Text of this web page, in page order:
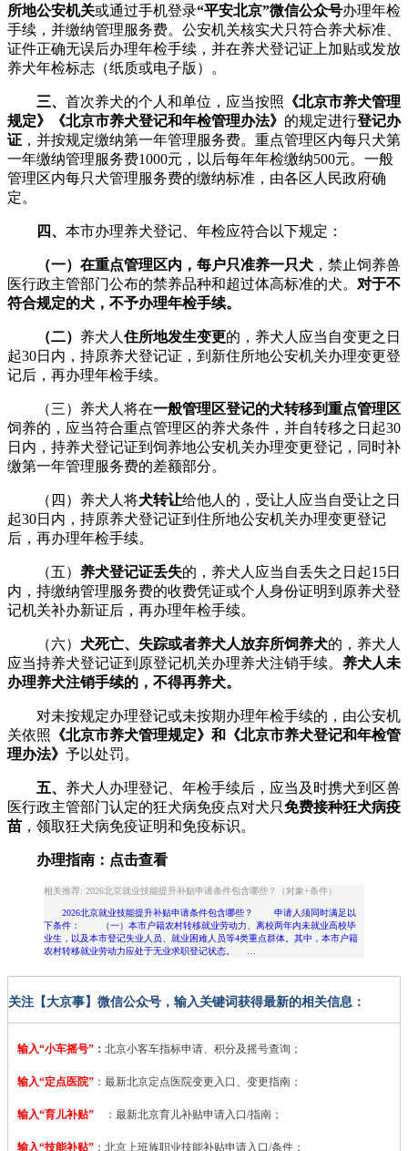
所地公安机关或通过手机登录“平安北京”微信公众号办理年检
手续，并缴纳管理服务费。公安机关核实犬只符合养犬标准、
证件正确无误后办理年检手续，并在养犬登记证上加贴或发放
养犬年检标志（纸质或电子版）。
三、 首次养犬的个人和单位，应当按照 《北京市养犬管理
规定》《北京市养犬登记和年检管理办法》 的规定进行登记办
证 ，并按规定缴纳第一年管理服务费。重点管理区内每只犬第
一年缴纳管理服务费1000元，以后每年年检缴纳500元。一般
管理区内每只犬管理服务费的缴纳标准，由各区人民政府确
定。
四、 本市办理养犬登记、年检应符合以下规定：
（一）在重点管理区内，每户只准养一只犬 ，禁止饲养兽
医行政主管部门公布的禁养品种和超过体高标准的犬。 对于不
符合规定的犬，不予办理年检手续。
（二） 养犬人 住所地发生变更的，养犬人应当自变更之日
起30日内，持原养犬登记证，到新住所地公安机关办理变更登
记后，再办理年检手续。
（三）养犬人将在一般管理区登记的犬转移到重点管理区
饲养的，应当符合重点管理区的养犬条件，并自转移之日起30
日内，持养犬登记证到饲养地公安机关办理变更登记，同时补
缴第一年管理服务费的差额部分。
（四）养犬人将犬转让给他人的，受让人应当自受让之日
起30日内，持原养犬登记证到住所地公安机关办理变更登记
后，再办理年检手续。
（五） 养犬登记证丢失的，养犬人应当自丢失之日起15日
内，持缴纳管理服务费的收费凭证或个人身份证明到原养犬登
记机关补办新证后，再办理年检手续。
（六） 犬死亡、失踪或者养犬人放弃所饲养犬的，养犬人
应当持养犬登记证到原登记机关办理养犬注销手续。 养犬人未
办理养犬注销手续的，不得再养犬。
对未按规定办理登记或未按期办理年检手续的，由公安机
关依照 《北京市养犬管理规定》和《北京市养犬登记和年检管
理办法》 予以处罚。
五、 养犬人办理登记、年检手续后，应当及时携犬到区兽
医行政主管部门认定的狂犬病免疫点对犬只免费接种狂犬病疫
苗 ，领取狂犬病免疫证明和免疫标识。
办理指南： 点击查看
相关推荐: 2026北京就业技能提升补贴申请条件包含哪些？（对象+条件）
2026北京就业技能提升补贴申请条件包含哪些？ 申请人须同时满足以
下条件： （一）本市户籍农村转移就业劳动力、离校两年内未就业高校毕
业生，以及本市登记失业人员、就业困难人员等4类重点群体。其中，本市户籍
农村转移就业劳动力应处于无业求职登记状态。 …
关注【大京事】微信公众号，输入关键词获得最新的相关信息：
输入“小车摇号” ： 北京小客车指标申请、积分及摇号查询；
输入“定点医院” ： 最新北京定点医院变更入口、变更指南；
输入“育儿补贴” ：最新北京育儿补贴申请入口/指南；
输入“技能补贴” ： 北京上班族职业技能补贴申请入口/条件；